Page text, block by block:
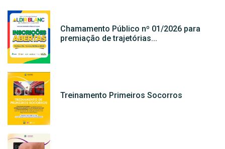
Chamamento Público nº 01/2026 para
premiação de trajetórias...
Treinamento Primeiros Socorros